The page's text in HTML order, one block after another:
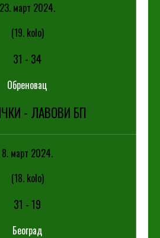
23. март 2024.
(19. kolo)
31 - 34
Обреновац
- ЛАВОВИ БП
8. март 2024.
(18. kolo)
31 -19
Београд